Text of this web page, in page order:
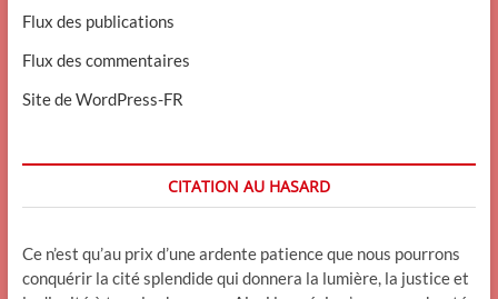
Flux des publications
Flux des commentaires
Site de WordPress-FR
CITATION AU HASARD
Ce n’est qu’au prix d’une ardente patience que nous pourrons
conquérir la cité splendide qui donnera la lumière, la justice et